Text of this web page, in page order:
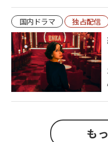
国内ドラマ 独占配信
も